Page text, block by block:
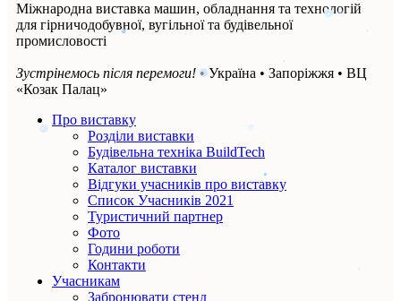
Міжнародна виставка машин, обладнання та технологій
для гірничодобувної, вугільної та будівельної
промисловості
Зустрінемось після перемоги! • Україна • Запоріжжя • ВЦ
«Козак Палац»
Про виставку
Розділи виставки
Будівельна техніка BuildTech
Каталог виставки
Відгуки учасників про виставку
Список Учасників 2021
Туристичний партнер
Фото
Години роботи
Контакти
Учасникам
Забронювати стенд
Donate
💸
Support Ukraine
Share this widget
📌